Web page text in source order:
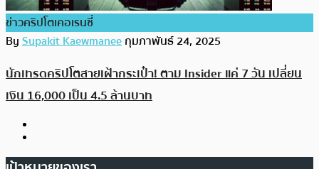
ข่าวคริปโตเคอเรนซี่
BySupakit Kaewmaneeกุมภาพันธ์ 24, 2025
นักเทรดคริปโตสายเฝ้ากระเป๋า! ตาม Insider แค่ 7 วัน เปลี่ยน
เงิน 16,000 เป็น 4.5 ล้านบาท